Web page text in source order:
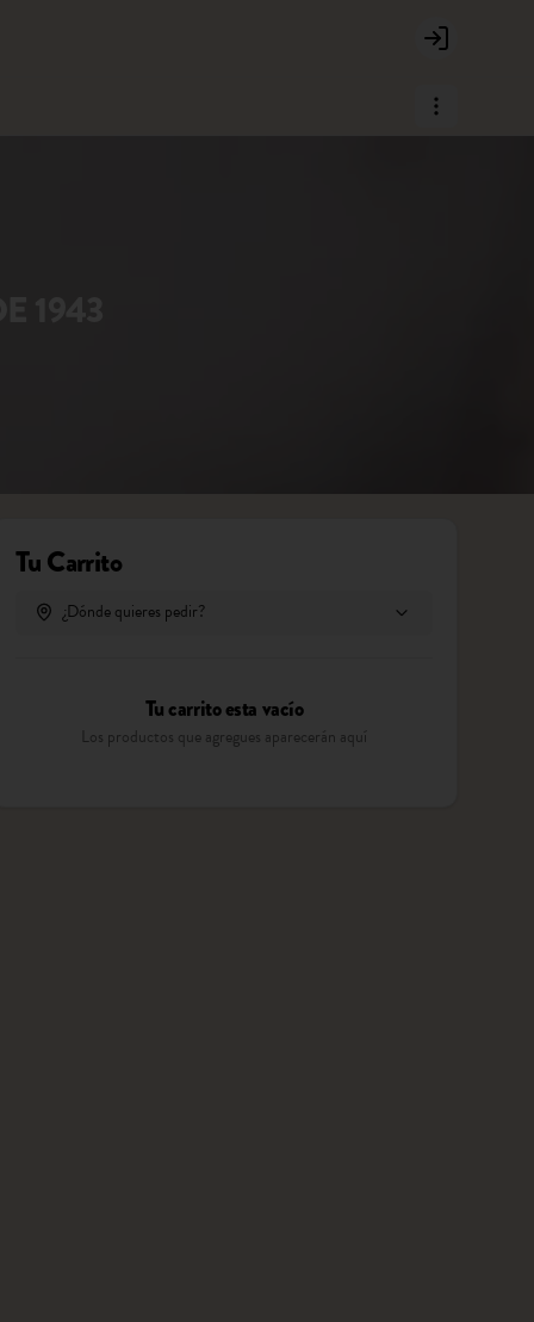
Login
Tu Carrito
¿Dónde quieres pedir?
Tu carrito esta vacío
Los productos que agregues aparecerán aquí